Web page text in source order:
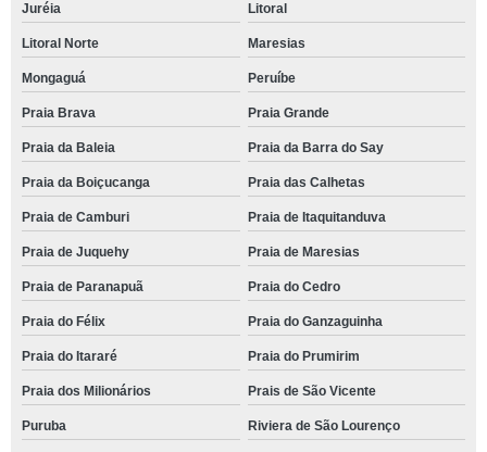
Juréia Litoral
Litoral Norte Maresias
Mongaguá Peruíbe
Praia Brava Praia Grande
Praia da Baleia Praia da Barra do Say
Praia da Boiçucanga Praia das Calhetas
Praia de Camburi Praia de Itaquitanduva
Praia de Juquehy Praia de Maresias
Praia de Paranapuã Praia do Cedro
Praia do Félix Praia do Ganzaguinha
Praia do Itararé Praia do Prumirim
Praia dos Milionários Prais de São Vicente
Puruba Riviera de São Lourenço